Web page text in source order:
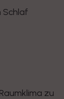
Schlaf
zu